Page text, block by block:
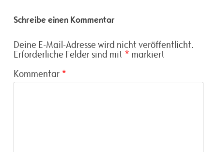
Schreibe einen Kommentar
Deine E-Mail-Adresse wird nicht veröffentlicht.
Erforderliche Felder sind mit * markiert
Kommentar *